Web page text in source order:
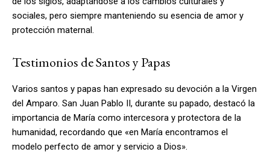
sociales, pero siempre manteniendo su esencia de amor y
protección maternal.
Testimonios de Santos y Papas
Varios santos y papas han expresado su devoción a la Virgen
del Amparo. San Juan Pablo II, durante su papado, destacó la
importancia de María como intercesora y protectora de la
humanidad, recordando que «en María encontramos el
modelo perfecto de amor y servicio a Dios».